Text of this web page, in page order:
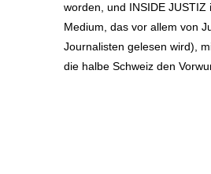
worden, und INSIDE JUSTIZ
Medium, das vor allem von
Journalisten gelesen wird),
die halbe Schweiz den